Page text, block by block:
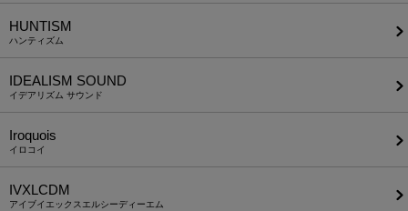
HUNTISM
ハンティズム
IDEALISM SOUND
イデアリズム サウンド
Iroquois
イロコイ
IVXLCDM
アイブイエックスエルシーディーエム